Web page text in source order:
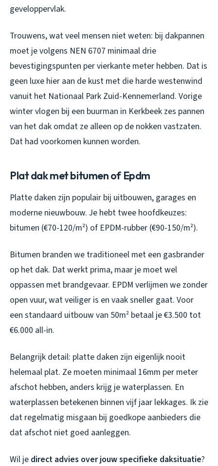
geveloppervlak.
Trouwens, wat veel mensen niet weten: bij dakpannen
moet je volgens NEN 6707 minimaal drie
bevestigingspunten per vierkante meter hebben. Dat is
geen luxe hier aan de kust met die harde westenwind
vanuit het Nationaal Park Zuid-Kennemerland. Vorige
winter vlogen bij een buurman in Kerkbeek zes pannen
van het dak omdat ze alleen op de nokken vastzaten.
Dat had voorkomen kunnen worden.
Plat dak met bitumen of Epdm
Platte daken zijn populair bij uitbouwen, garages en
moderne nieuwbouw. Je hebt twee hoofdkeuzes:
bitumen (€70-120/m²) of EPDM-rubber (€90-150/m²).
Bitumen branden we traditioneel met een gasbrander
op het dak. Dat werkt prima, maar je moet wel
oppassen met brandgevaar. EPDM verlijmen we zonder
open vuur, wat veiliger is en vaak sneller gaat. Voor
een standaard uitbouw van 50m² betaal je €3.500 tot
€6.000 all-in.
Belangrijk detail: platte daken zijn eigenlijk nooit
helemaal plat. Ze moeten minimaal 16mm per meter
afschot hebben, anders krijg je waterplassen. En
waterplassen betekenen binnen vijf jaar lekkages. Ik zie
dat regelmatig misgaan bij goedkope aanbieders die
dat afschot niet goed aanleggen.
Wil je direct advies over jouw specifieke daksituatie?